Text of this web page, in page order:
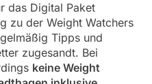
das Digital Paket
zu der Weight Watchers
Tipps und
zugesandt. Bei
keine Weight